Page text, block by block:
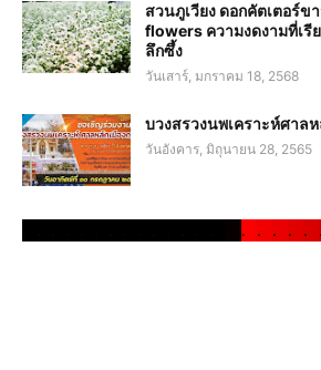
สวนภูเวียง ดอกคัตเตอร์ข
flowers ความงดงามที่เรี
ลึกซึ้ง
วันเสาร์, มกราคม 18, 2568
บวงสรวงนพเคราะห์ศาล
วันอังคาร, มิถุนายน 28, 2565
. . . . . .